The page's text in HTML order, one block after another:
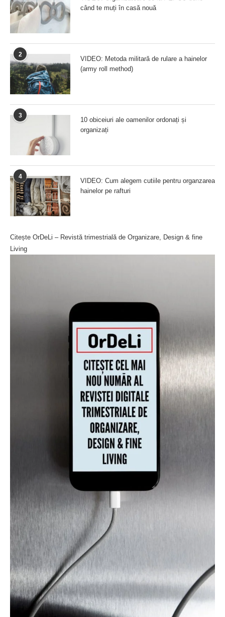
când te muți în casă nouă
2
VIDEO: Metoda militară de rulare a hainelor
(army roll method)
3
10 obiceiuri ale oamenilor ordonați și
organizați
4
VIDEO: Cum alegem cutiile pentru organzarea
hainelor pe rafturi
Citește OrDeLi – Revistă trimestrială de Organizare, Design & fine
Living